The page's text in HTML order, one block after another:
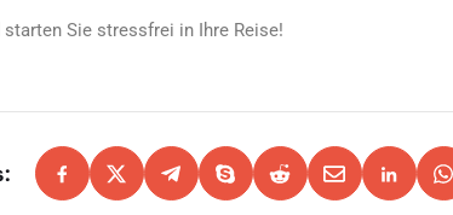
starten Sie stressfrei in Ihre Reise!